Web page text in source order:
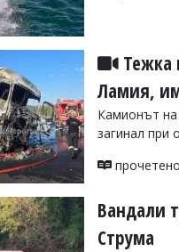
Тежка
Ламия,
Камионът на
загинал при
Вандали
Струма